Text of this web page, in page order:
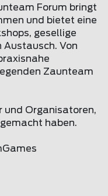
Forum bringt
und bietet eine
gesellige
Austausch. Von
Zaunteam
und Organisatoren,
haben.